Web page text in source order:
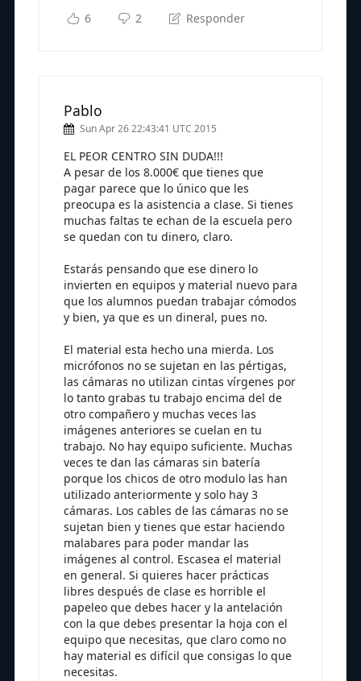
6
2 Responder
Pablo
Sun Apr 26 22:43:41 UTC 2015
EL PEOR CENTRO SIN DUDA!!!
A pesar de los 8.000€ que tienes que
pagar parece que lo único que les
preocupa es la asistencia a clase. Si tienes
muchas faltas te echan de la escuela pero
se quedan con tu dinero, claro.
Estarás pensando que ese dinero lo
invierten en equipos y material nuevo para
que los alumnos puedan trabajar cómodos
y bien, ya que es un dineral, pues no.
El material esta hecho una mierda. Los
micrófonos no se sujetan en las pértigas,
las cámaras no utilizan cintas vírgenes por
lo tanto grabas tu trabajo encima del de
otro compañero y muchas veces las
imágenes anteriores se cuelan en tu
trabajo. No hay equipo suficiente. Muchas
veces te dan las cámaras sin batería
porque los chicos de otro modulo las han
utilizado anteriormente y solo hay 3
cámaras. Los cables de las cámaras no se
sujetan bien y tienes que estar haciendo
malabares para poder mandar las
imágenes al control. Escasea el material
en general. Si quieres hacer prácticas
libres después de clase es horrible el
papeleo que debes hacer y la antelación
con la que debes presentar la hoja con el
equipo que necesitas, que claro como no
hay material es difícil que consigas lo que
necesitas.